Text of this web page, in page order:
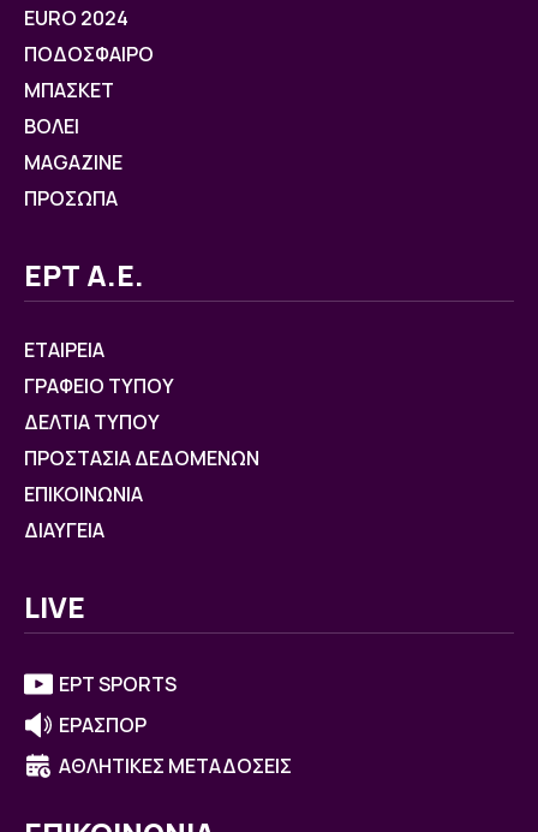
EURO 2024
ΠΟΔΟΣΦΑΙΡΟ
ΜΠΑΣΚΕΤ
ΒOΛΕΙ
MAGAZINE
ΠΡΟΣΩΠΑ
ΕΡΤ Α.Ε.
ΕΤΑΙΡΕΙΑ
ΓΡΑΦΕΙΟ ΤΥΠΟΥ
ΔΕΛΤΙΑ ΤΥΠΟΥ
ΠΡΟΣΤΑΣΙΑ ΔΕΔΟΜΕΝΩΝ
ΕΠΙΚΟΙΝΩΝΙΑ
ΔΙΑΥΓΕΙΑ
LIVE
ΕΡΤ SPORTS
ΕΡΑΣΠΟΡ
ΑΘΛΗΤΙΚΕΣ ΜΕΤΑΔΟΣΕΙΣ